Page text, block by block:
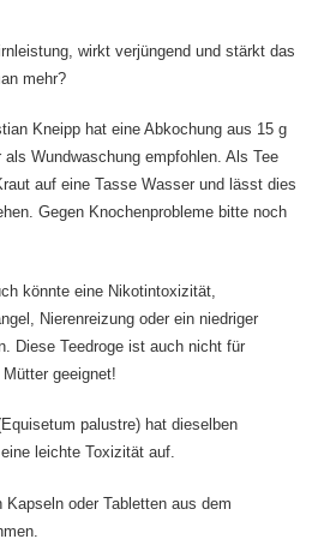
wirkt verjüngend und stärkt das
mehr?
Kneipp hat eine Abkochung aus 15 g
Wundwaschung empfohlen. Als Tee
auf eine Tasse Wasser und lässt dies
Gegen Knochenprobleme bitte noch
könnte eine Nikotintoxizität,
Nierenreizung oder ein niedriger
Diese Teedroge ist auch nicht für
geeignet!
palustre) hat dieselben
leichte Toxizität auf.
Kapseln oder Tabletten aus dem